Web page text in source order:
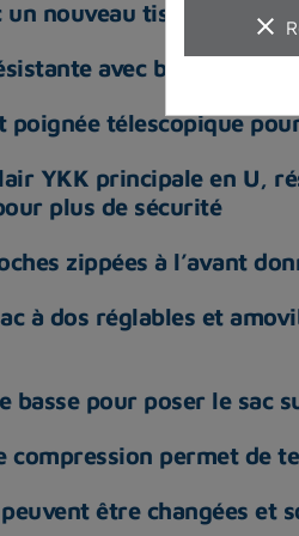
un nouveau tissu recyclé
avec barrettes de
poignée télescopique
YKK principale en U,
plus de sécurité
zippées à l’avant
à dos réglables et
basse pour poser le sac
compression permet de
être changées et
clear